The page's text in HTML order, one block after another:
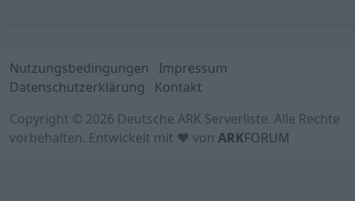
Nutzungsbedingungen
Impressum
Datenschutzerklärung
Kontakt
Copyright © 2026 Deutsche ARK Serverliste. Alle Rechte
vorbehalten. Entwickelt mit ♥ von ARKFORUM